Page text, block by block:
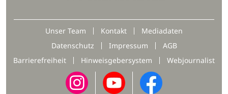
Unser Team Kontakt
Mediadaten
Datenschutz
Impressum
AGB
Barrierefreiheit
Hinweisgebersystem Webjournalist